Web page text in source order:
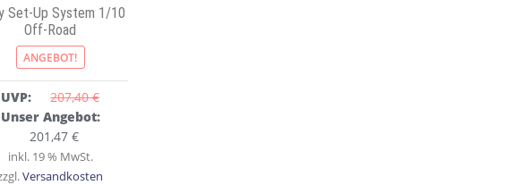
Set-Up System 1/10
Off-Road
ANGEBOT!
UVP: 207,40 €
Ursprünglicher
Preis
war:
207,40 €
Unser Angebot:
201,47€Aktueller
Preis
ist:
inkl. 19 % MwSt.
Versandkosten